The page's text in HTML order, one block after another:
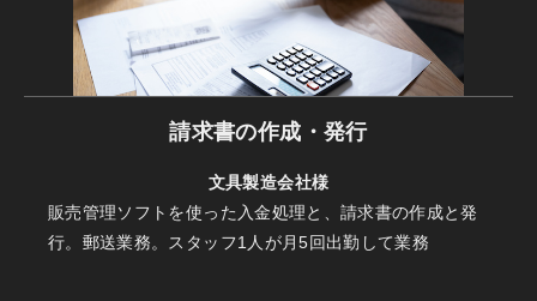
請求書の作成・発行
文具製造会社様
販売管理ソフトを使った入金処理と、請求書の作成と発
行。郵送業務。スタッフ1人が月5回出勤して業務